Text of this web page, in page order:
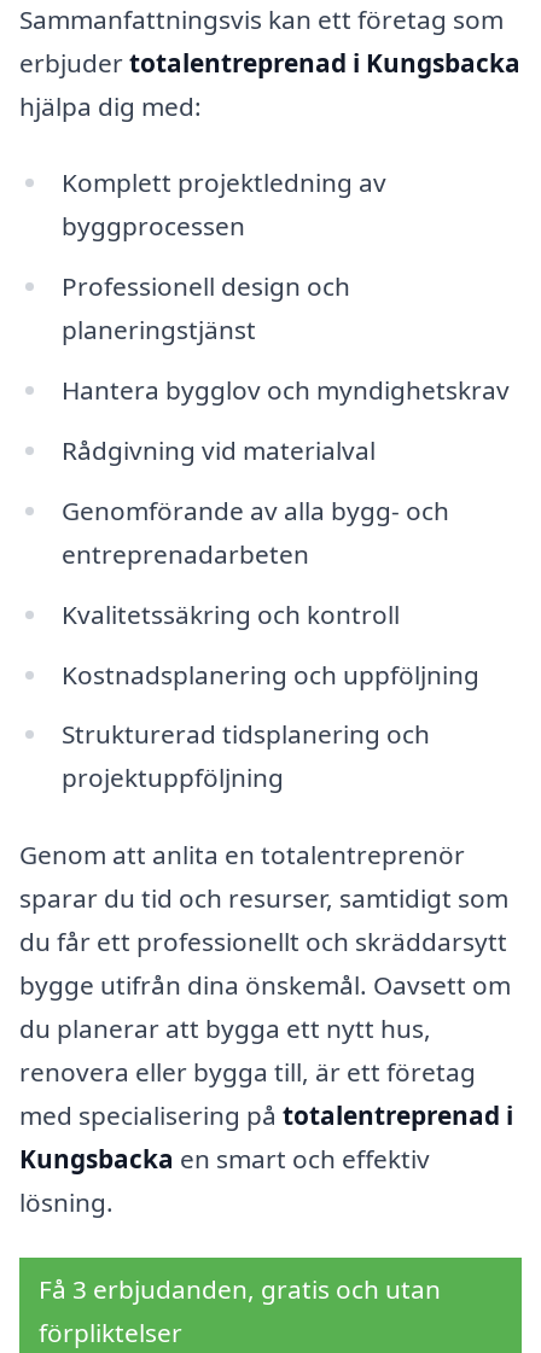
Sammanfattningsvis kan ett företag som
erbjudertotalentreprenad i Kungsbacka
hjälpa dig med:
Komplett projektledning av
byggprocessen
Professionell design och
planeringstjänst
Hantera bygglov och myndighetskrav
Rådgivning vid materialval
Genomförande av alla bygg- och
entreprenadarbeten
Kvalitetssäkring och kontroll
Kostnadsplanering och uppföljning
Strukturerad tidsplanering och
projektuppföljning
Genom att anlita en totalentreprenör
sparar du tid och resurser, samtidigt som
du får ett professionellt och skräddarsytt
bygge utifrån dina önskemål. Oavsett om
du planerar att bygga ett nytt hus,
renovera eller bygga till, är ett företag
med specialisering på totalentreprenad i
Kungsbacka en smart och effektiv
lösning.
Få 3 erbjudanden, gratis och utan
förpliktelser